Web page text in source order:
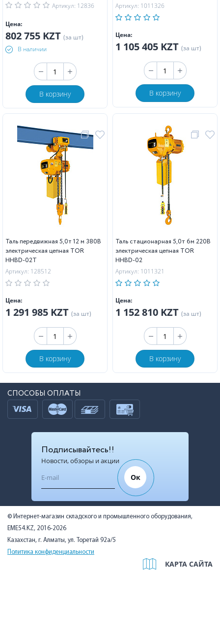
Артикул: 12836
Цена:
802 755 KZT (за шт)
В наличии
В корзину
Артикул: 1011326
Цена:
1 105 405 KZT (за шт)
В корзину
Таль передвижная 5,0т 12 м 380В
электрическая цепная TOR
HHBD-02T
Артикул: 128512
Цена:
1 291 985 KZT (за шт)
В корзину
Таль стационарная 5,0т 6м 220В
электрическая цепная TOR
HHBD-02
Артикул: 1011321
Цена:
1 152 810 KZT (за шт)
В корзину
СПОСОБЫ ОПЛАТЫ
Подписывайтесь!!
Новости, обзоры и акции
Ок
© Интернет-магазин складского и промышленного оборудования,
EME54.KZ, 2016-2026
Казахстан, г. Алматы, ул. Торетай 92а/5
Политика конфиденциальности
КАРТА САЙТА